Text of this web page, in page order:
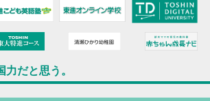
だと思う。